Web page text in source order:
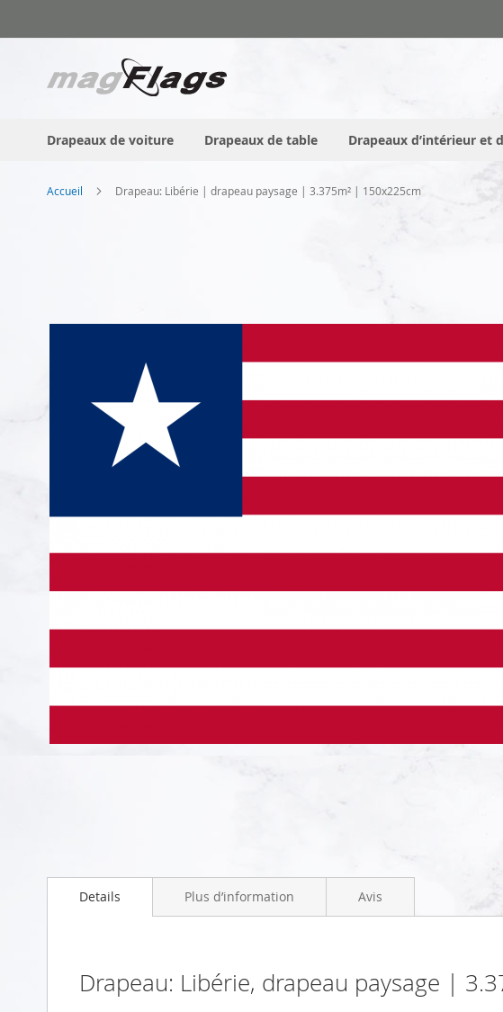
au
Drapeaux de voiture Drapeaux de table Drapeaux d’intérieur et
Accueil Drapeau: Libérie | drapeau paysage | 3.375m² | 150x225cm
to
gallery
Details
Drapeau: Libérie, drapeau paysage |
Plus d’information Avis